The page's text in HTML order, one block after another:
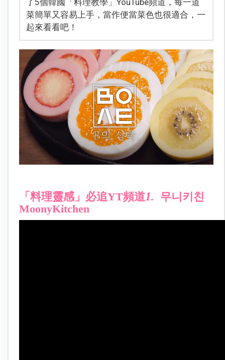
菜簡單又容易上手，當作便當菜色也很適合，一
起來看看吧！
「料理靈感」必追YT頻道1. 무니키친
MoonyKitchen